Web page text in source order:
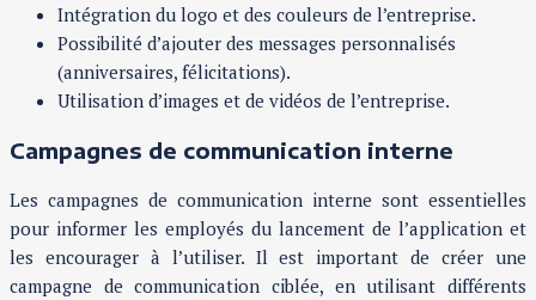
Intégration du logo et des couleurs de l’entreprise.
Possibilité d’ajouter des messages personnalisés
(anniversaires, félicitations).
Utilisation d’images et de vidéos de l’entreprise.
Campagnes de communication interne
Les campagnes de communication interne sont essentielles
pour informer les employés du lancement de l’application et
les encourager à l’utiliser. Il est important de créer une
campagne de communication ciblée, en utilisant différents